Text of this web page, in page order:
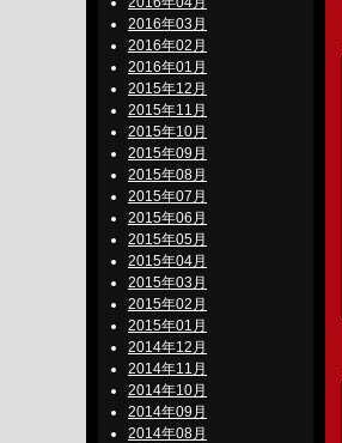
2016年03月
2016年02月
2016年01月
2015年12月
2015年11月
2015年10月
2015年09月
2015年08月
2015年07月
2015年06月
2015年05月
2015年04月
2015年03月
2015年02月
2015年01月
2014年12月
2014年11月
2014年10月
2014年09月
2014年08月